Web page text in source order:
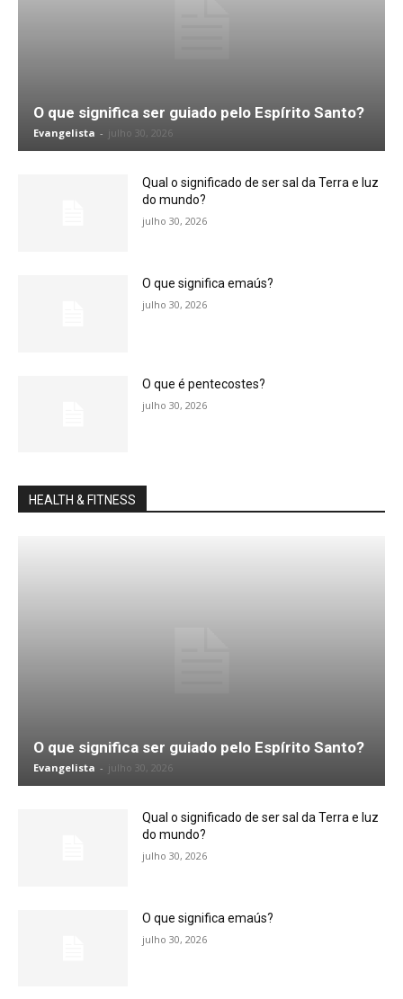
O que significa ser guiado pelo Espírito Santo?
Evangelista - julho 30, 2026
Qual o significado de ser sal da Terra e luz
do mundo?
julho 30, 2026
O que significa emaús?
julho 30, 2026
O que é pentecostes?
julho 30, 2026
HEALTH & FITNESS
O que significa ser guiado pelo Espírito Santo?
Evangelista - julho 30, 2026
Qual o significado de ser sal da Terra e luz
do mundo?
julho 30, 2026
O que significa emaús?
julho 30, 2026